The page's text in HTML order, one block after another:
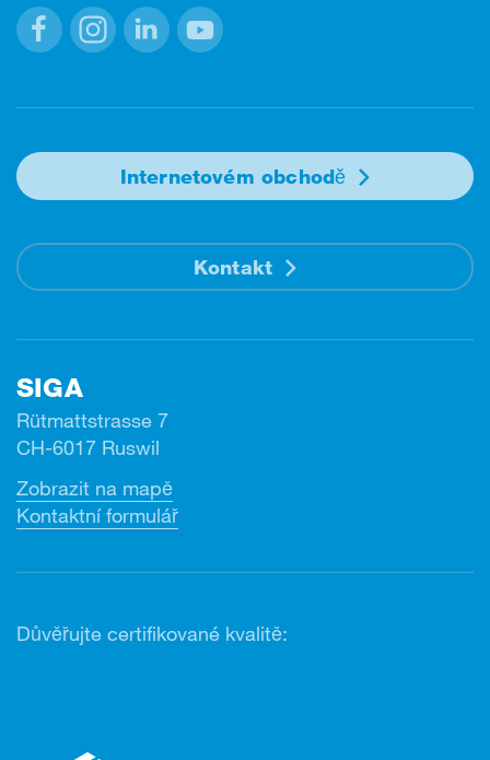
Internetovém obchodě
Kontakt
SIGA
Rütmattstrasse 7
CH-6017 Ruswil
Zobrazit na mapě
Kontaktní formulář
Důvěřujte certifikované kvalitě: